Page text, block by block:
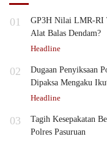
01
GP3H Nilai LMR-RI
Alat Balas Dendam?
Headline
02
Dugaan Penyiksaan
Dipaksa Mengaku
Headline
03
Tagih Kesepakatan
Polres Pasuruan